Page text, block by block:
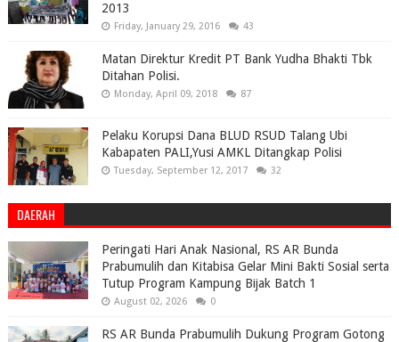
2013
Friday, January 29, 2016 43
Matan Direktur Kredit PT Bank Yudha Bhakti Tbk
Ditahan Polisi.
Monday, April 09, 2018 87
Pelaku Korupsi Dana BLUD RSUD Talang Ubi
Kabapaten PALI,Yusi AMKL Ditangkap Polisi
Tuesday, September 12, 2017 32
DAERAH
Peringati Hari Anak Nasional, RS AR Bunda
Prabumulih dan Kitabisa Gelar Mini Bakti Sosial serta
Tutup Program Kampung Bijak Batch 1
August 02, 2026 0
RS AR Bunda Prabumulih Dukung Program Gotong